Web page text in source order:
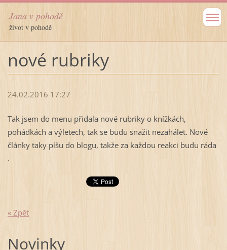
Jana v pohodě
život v pohodě
nové rubriky
24.02.2016 17:27
Tak jsem do menu přidala nové rubriky o knížkách,
pohádkách a výletech, tak se budu snažit nezahálet. Nové
články taky píšu do blogu, takže za každou reakci budu ráda
.
« Zpět
Novinky